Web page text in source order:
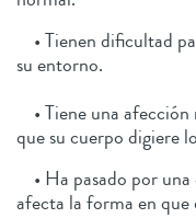
• Tienen dificultad
su entorno.
• Tiene una
que su cuerpo digiere
• Ha pasado por
afecta la forma en